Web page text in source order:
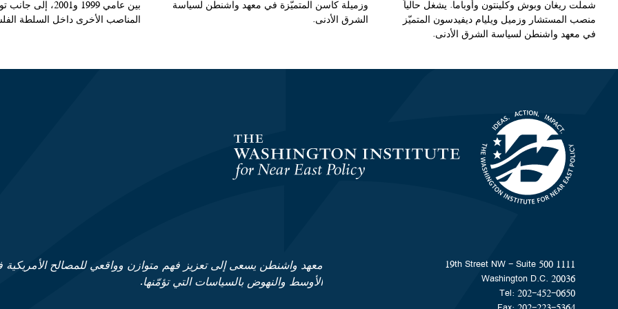
شملت ريغان وبوش وكلينتون وأوباما. يشغل حالياً
منصب المستشار وزميل ويليام ديفيدسون المتميّز
في معهد واشنطن لسياسة الشرق الأدنى.
وزميلة كاسن المتميّزة في معهد واشنطن لسياسة
الشرق الأدنى.
بين عامي 1999 و2001،
المناصب الأخرى داخل السلطة
Homepage
1111 19th Street NW - Suite 500
Washington D.C. 20036
Tel: 202-452-0650
معهد واشنطن يسعى إلى تعزيز فهم متوازن وواقعي للمصالح
الأوسط والنهوض بالسياسات التي تؤمّنها.